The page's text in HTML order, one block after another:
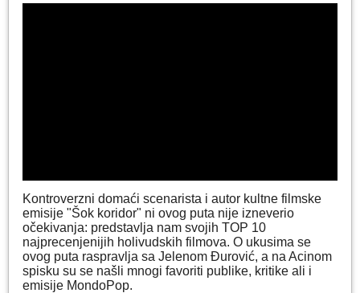
Kontroverzni domaći scenarista i autor kultne filmske
emisije "Šok koridor" ni ovog puta nije izneverio
očekivanja: predstavlja nam svojih TOP 10
najprecenjenijih holivudskih filmova. O ukusima se
ovog puta raspravlja sa Jelenom Đurović, a na Acinom
spisku su se našli mnogi favoriti publike, kritike ali i
emisije MondoPop.